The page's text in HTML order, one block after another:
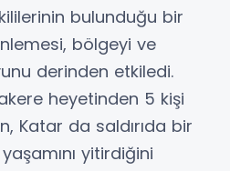
bulunduğu bir
bölgeyi ve
derinden etkiledi.
heyetinden 5 kişi
Katar da saldırıda bir
yitirdiğini